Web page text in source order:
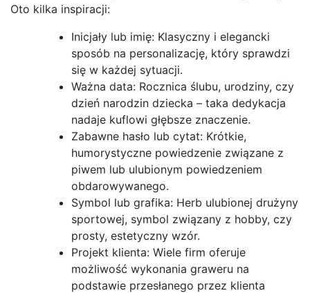
Oto kilka inspiracji:
Inicjały lub imię: Klasyczny i elegancki
sposób na personalizację, który sprawdzi
się w każdej sytuacji.
Ważna data: Rocznica ślubu, urodziny, czy
dzień narodzin dziecka – taka dedykacja
nadaje kuflowi głębsze znaczenie.
Zabawne hasło lub cytat: Krótkie,
humorystyczne powiedzenie związane z
piwem lub ulubionym powiedzeniem
obdarowywanego.
Symbol lub grafika: Herb ulubionej drużyny
sportowej, symbol związany z hobby, czy
prosty, estetyczny wzór.
Projekt klienta: Wiele firm oferuje
możliwość wykonania graweru na
podstawie przesłanego przez klienta